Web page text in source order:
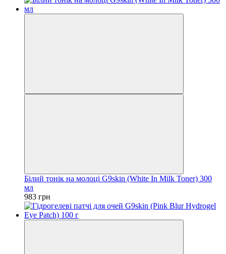
Білий тонік на молоці G9skin (White In Milk Toner) 300
мл
983 грн